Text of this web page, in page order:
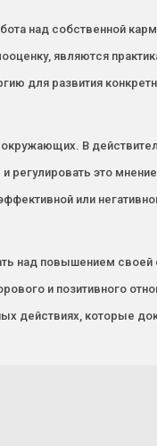
над собственной
являются
для развития
окружающих. В
это мнение.
или
над повышением
и позитивного
действиях, которые